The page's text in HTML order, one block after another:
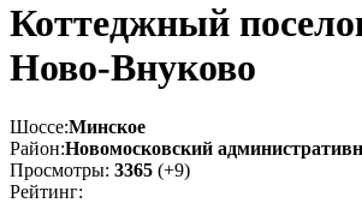
Коттеджный
Ново-Внуково
Шоссе:Минское
Район:Новомосковский
Просмотры: 3365 (+9)
Рейтинг: